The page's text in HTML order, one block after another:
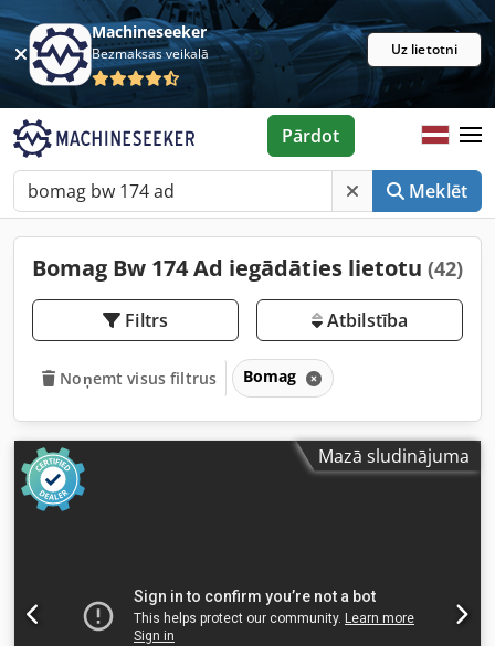
Machineseeker
Bezmaksas veikalā Uz lietotni
Meklēt
Pārdot
Bomag Bw 174 Ad iegādāties lietotu (42)
Filtrs Atbilstība
Noņemt visus filtrus Bomag
Mazā sludinājuma